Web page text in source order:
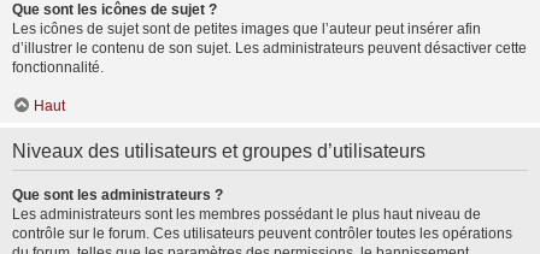
Que sont les icônes de sujet ?
Les icônes de sujet sont de petites images que l’auteur peut insérer afin
d’illustrer le contenu de son sujet. Les administrateurs peuvent désactiver cette
fonctionnalité.
Haut
Niveaux des utilisateurs et groupes d’utilisateurs
Que sont les administrateurs ?
Les administrateurs sont les membres possédant le plus haut niveau de
contrôle sur le forum. Ces utilisateurs peuvent contrôler toutes les opérations